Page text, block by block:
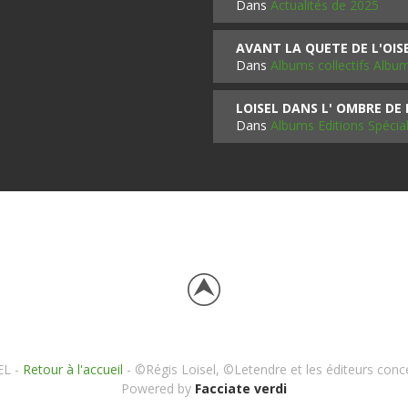
Dans Actualités de 2025
AVANT LA QUETE DE
Dans Albums collectifs
LOISEL DANS L' OMBRE DE
Dans Albums Editions
- Retour à l'accueil - ©Régis Loisel, ©Letendre et les éditeurs
Powered by Facciate verdi